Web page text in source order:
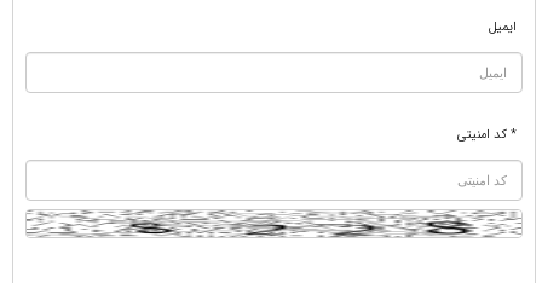
ایمیل
* کد امنیتی